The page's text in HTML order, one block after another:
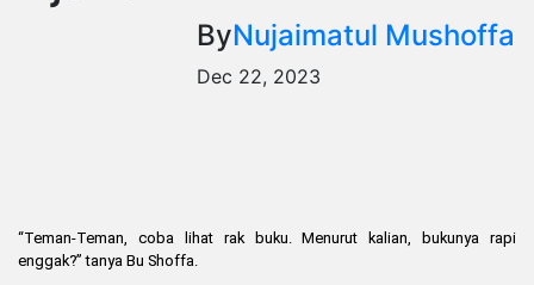
ByNujaimatul Mushoffa
Dec 22, 2023
“Teman-Teman, coba lihat rak buku. Menurut kalian, bukunya rapi
enggak?” tanya Bu Shoffa.